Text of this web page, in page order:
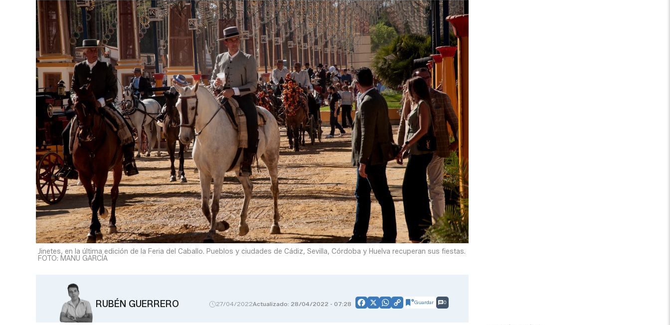
Jinetes, en la última edición de la Feria del Caballo. Pueblos y ciudades de Cádiz, Sevilla, Córdoba y Huelva recuperan sus fiestas.
FOTO: MANU GARCÍA
RUBÉN GUERRERO 27/04/2022Actualizado: 28/04/2022 - 07:28 Facebook
X WhatsApp
CopyGuardar 0